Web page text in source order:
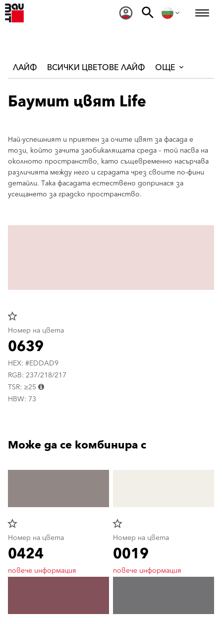
ЛАЙФ ВСИЧКИ ЦВЕТОВЕ ЛАЙФ ОЩЕ
Баумит цвят Life
Най-успешният и приятен за очите цвят за фасада е
този, който зачита заобикалящата среда – той пасва на
околното пространство, като същевременно насърчава
различията между него и сградата чрез своите по-фини
детайли. Така фасадата естествено допринася за
усещането за градско пространство.
star_border
Номер на цвета
0639
HEX: #EDDAD9
RGB: 237/218/217
TSR: ≥25
HBW: 73
Може да се комбинира с
star_border
Номер на цвета
0424
повече информация
star_border
Номер на цвета
0019
повече информация